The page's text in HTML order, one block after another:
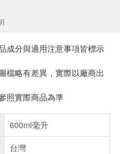
成分與適用注意事項皆標示
檔略有差異，實際以廠商出
照實際商品為準
600ml毫升
台灣